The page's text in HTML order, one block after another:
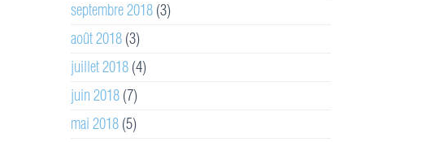
septembre 2018 (3)
août 2018 (3)
juillet 2018 (4)
juin 2018 (7)
mai 2018 (5)